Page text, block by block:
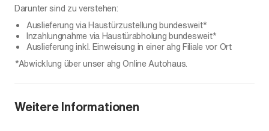
Darunter sind zu verstehen:
Auslieferung via Haustürzustellung bundesweit*
Inzahlungnahme via Haustürabholung bundesweit*
Auslieferung inkl. Einweisung in einer ahg Filiale vor Ort
*Abwicklung über unser ahg Online Autohaus.
Weitere Informationen